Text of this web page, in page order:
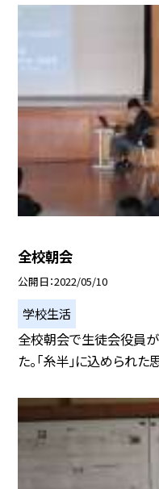
全校朝会
公開日 2022/05/10
学校生活
全校朝会で生徒会役員が
た。「糸半」に込められた